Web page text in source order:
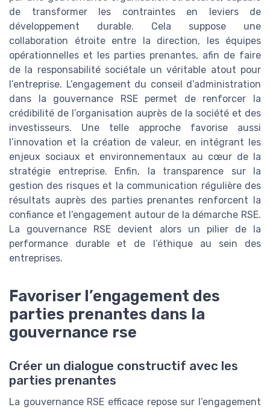
de transformer les contraintes en leviers de
développement durable. Cela suppose une
collaboration étroite entre la direction, les équipes
opérationnelles et les parties prenantes, afin de faire
de la responsabilité sociétale un véritable atout pour
l’entreprise. L’engagement du conseil d’administration
dans la gouvernance RSE permet de renforcer la
crédibilité de l’organisation auprès de la société et des
investisseurs. Une telle approche favorise aussi
l’innovation et la création de valeur, en intégrant les
enjeux sociaux et environnementaux au cœur de la
stratégie entreprise. Enfin, la transparence sur la
gestion des risques et la communication régulière des
résultats auprès des parties prenantes renforcent la
confiance et l’engagement autour de la démarche RSE.
La gouvernance RSE devient alors un pilier de la
performance durable et de l’éthique au sein des
entreprises.
Favoriser l’engagement des
parties prenantes dans la
gouvernance rse
Créer un dialogue constructif avec les
parties prenantes
La gouvernance RSE efficace repose sur l’engagement